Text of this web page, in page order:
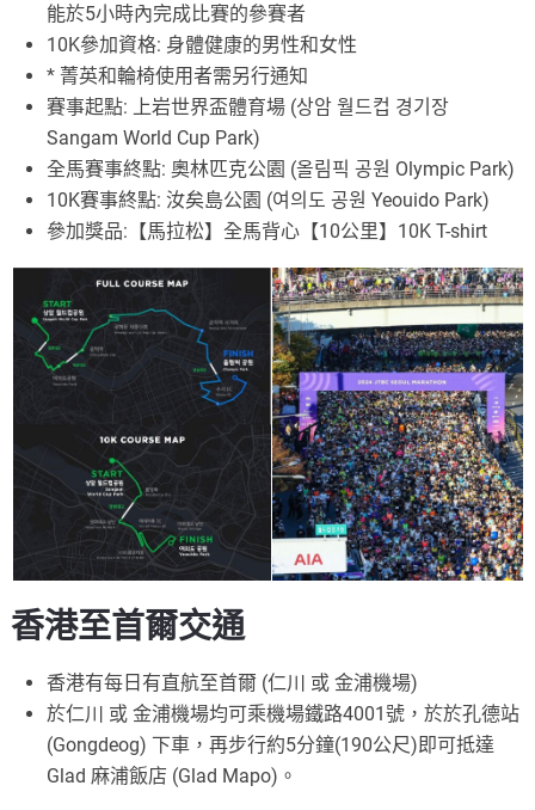
能於5小時內完成比賽的參賽者
10K參加資格: 身體健康的男性和女性
* 菁英和輪椅使用者需另行通知
賽事起點: 上岩世界盃體育場 (상암 월드컵 경기장
Sangam World Cup Park)
全馬賽事終點: 奧林匹克公園 (올림픽 공원 Olympic Park)
10K賽事終點: 汝矣島公園 (여의도 공원 Yeouido Park)
參加獎品:【馬拉松】全馬背心【10公里】10K T-shirt
香港至首爾交通
香港有每日有直航至首爾 (仁川 或 金浦機場)
於仁川 或 金浦機場均可乘機場鐵路4001號，於於孔德站
(Gongdeog) 下車，再步行約5分鐘(190公尺)即可抵達
Glad 麻浦飯店 (Glad Mapo)。